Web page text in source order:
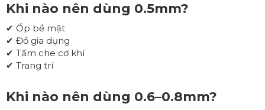
Khi nào nên dùng 0.5mm?
✔ Ốp bề mặt
✔ Đồ gia dụng
✔ Tấm che cơ khí
✔ Trang trí
Khi nào nên dùng 0.6–0.8mm?